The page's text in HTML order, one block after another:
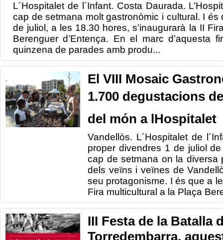
L´Hospitalet de l´Infant. Costa Daurada.
cap de setmana molt gastronòmic i cultural. I
de juliol, a les 18.30 hores, s’inaugurarà la II
Berenguer d’Entença. En el marc d’aquesta
quinzena de parades amb produ...
El VIII Mosaic
1.700 degustacions
del món a lHospitalet
Vandellòs. L´Hospitalet de
proper divendres 1 de juliol
cap de setmana on la diversa
dels veïns i veïnes de
seu protagonisme. I és que a
Fira multicultural a la Plaça
III Festa de la Batalla
Torredembarra,